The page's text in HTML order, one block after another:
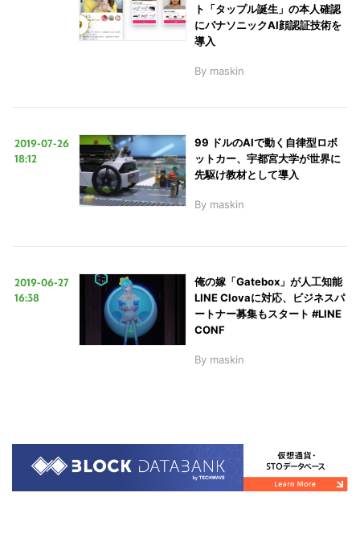
ト「タップル誕生」の本人確認
にパナソニックAI顔認証技術を
導入
By maskin
2019-07-26
18:12
99 ドルのAIで動く自律型ロボ
ットカー、宇都宮大学が世界に
先駆け教材として導入
By maskin
2019-06-27
16:38
俺の嫁「Gatebox」が人工知能
LINE Clovaに対応、ビジネスパ
ートナー募集もスタート #LINE
CONF
By maskin